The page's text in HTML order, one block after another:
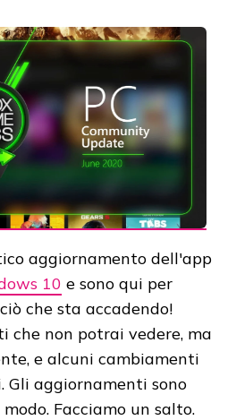
aggiornamento dell'app
10 e sono qui per
che sta accadendo!
che non potrai vedere, ma
e alcuni cambiamenti
Gli aggiornamenti sono
Facciamo un salto.